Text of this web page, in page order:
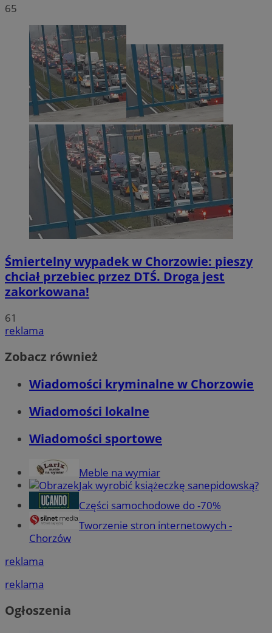
65
Śmiertelny wypadek w Chorzowie: pieszy
chciał przebiec przez DTŚ. Droga jest
zakorkowana!
61
reklama
Zobacz również
Wiadomości kryminalne w Chorzowie
Wiadomości lokalne
Wiadomości sportowe
Meble na wymiar
Jak wyrobić książeczkę sanepidowską?
Części samochodowe do -70%
Tworzenie stron internetowych -
Chorzów
reklama
reklama
Ogłoszenia